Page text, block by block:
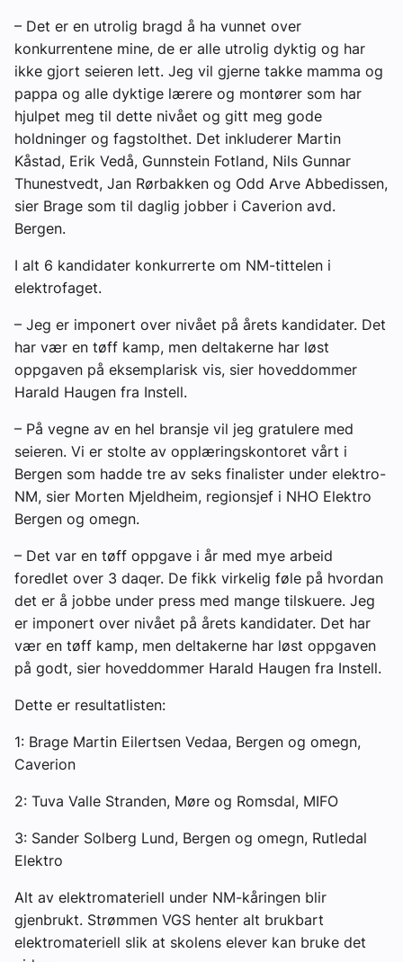
– Det er en utrolig bragd å ha vunnet over
konkurrentene mine, de er alle utrolig dyktig og har
ikke gjort seieren lett. Jeg vil gjerne takke mamma og
pappa og alle dyktige lærere og montører som har
hjulpet meg til dette nivået og gitt meg gode
holdninger og fagstolthet. Det inkluderer Martin
Kåstad, Erik Vedå, Gunnstein Fotland, Nils Gunnar
Thunestvedt, Jan Rørbakken og Odd Arve Abbedissen,
sier Brage som til daglig jobber i Caverion avd.
Bergen.
I alt 6 kandidater konkurrerte om NM-tittelen i
elektrofaget.
– Jeg er imponert over nivået på årets kandidater. Det
har vær en tøff kamp, men deltakerne har løst
oppgaven på eksemplarisk vis, sier hoveddommer
Harald Haugen fra Instell.
– På vegne av en hel bransje vil jeg gratulere med
seieren. Vi er stolte av opplæringskontoret vårt i
Bergen som hadde tre av seks finalister under elektro-
NM, sier Morten Mjeldheim, regionsjef i NHO Elektro
Bergen og omegn.
– Det var en tøff oppgave i år med mye arbeid
foredlet over 3 daqer. De fikk virkelig føle på hvordan
det er å jobbe under press med mange tilskuere. Jeg
er imponert over nivået på årets kandidater. Det har
vær en tøff kamp, men deltakerne har løst oppgaven
på godt, sier hoveddommer Harald Haugen fra Instell.
Dette er resultatlisten:
1: Brage Martin Eilertsen Vedaa, Bergen og omegn,
Caverion
2: Tuva Valle Stranden, Møre og Romsdal, MIFO
3: Sander Solberg Lund, Bergen og omegn, Rutledal
Elektro
Alt av elektromateriell under NM-kåringen blir
gjenbrukt. Strømmen VGS henter alt brukbart
elektromateriell slik at skolens elever kan bruke det